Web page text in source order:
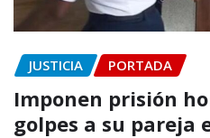
JUSTICIA PORTADA
Imponen prisión
golpes a su pareja